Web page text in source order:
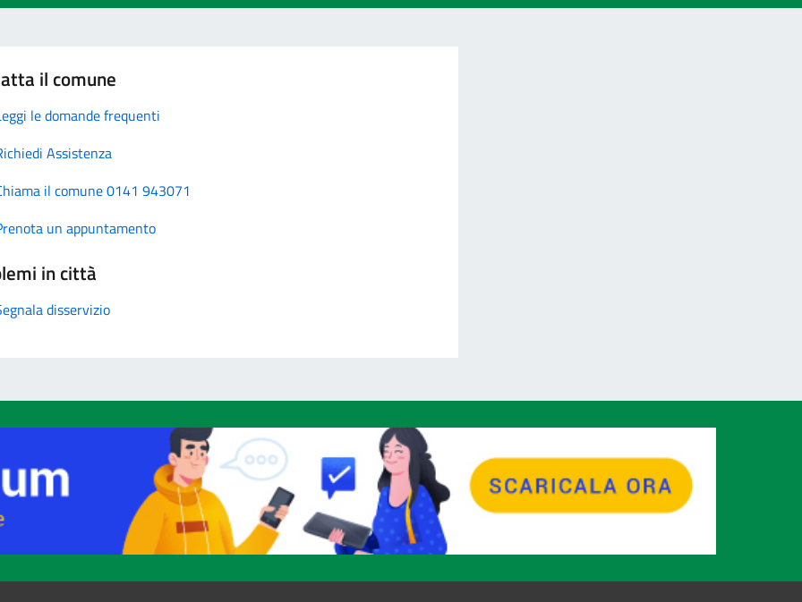
il comune
le domande frequenti
Assistenza
il comune 0141 943071
un appuntamento
in città
disservizio